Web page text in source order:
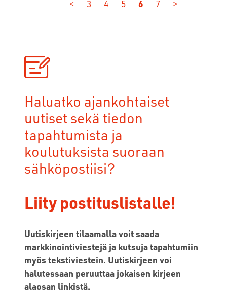
< 3 4 5 6 7 >
Haluatko ajankohtaiset
uutiset sekä tiedon
tapahtumista ja
koulutuksista suoraan
sähköpostiisi?
Liity postituslistalle!
Uutiskirjeen tilaamalla voit saada
markkinointiviestejä ja kutsuja tapahtumiin
myös tekstiviestein. Uutiskirjeen voi
halutessaan peruuttaa jokaisen kirjeen
alaosan linkistä.